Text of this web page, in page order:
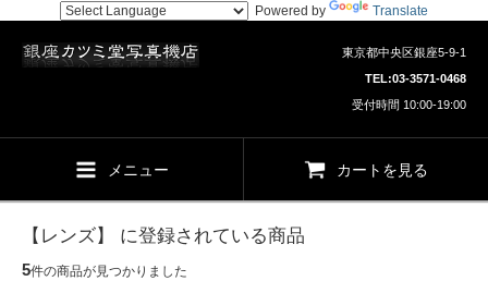
Powered by Translate
東京都中央区銀座5-9-1
TEL:03-3571-0468
受付時間 10:00-19:00
メニュー カートを見る
【レンズ】 に登録されている商品
5件の商品が見つかりました